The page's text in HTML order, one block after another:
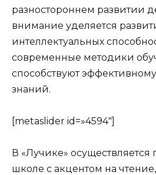
разностороннем развитии
внимание уделяется
интеллектуальных
современные методики
способствуют
знаний.
[metaslider id=»4594″]
В «Лучике» осуществляется
школе с акцентом на